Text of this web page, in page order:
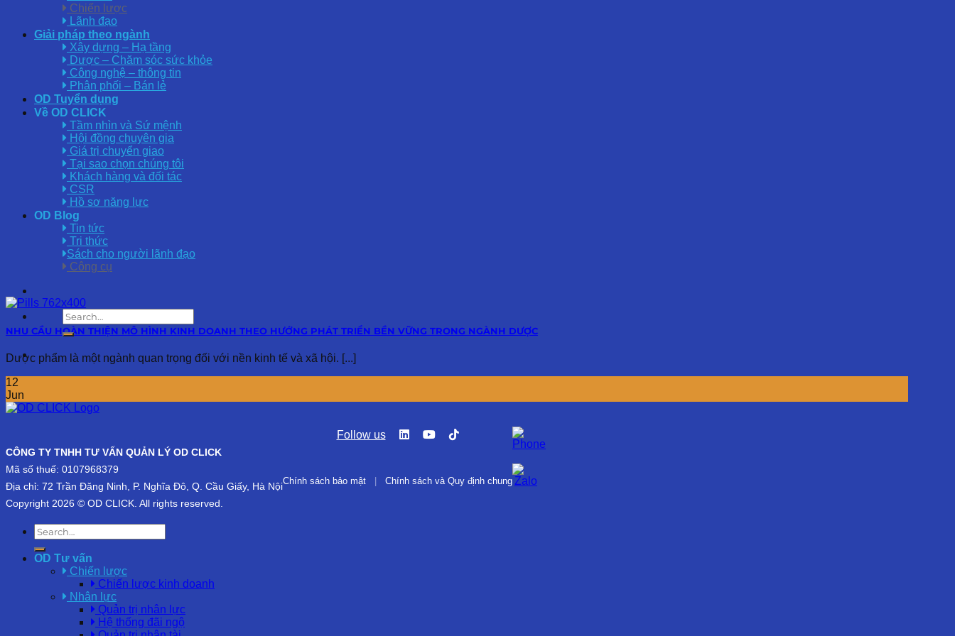
Chiến lược
Lãnh đạo
Giải pháp theo ngành
Xây dựng – Hạ tầng
Dược – Chăm sóc sức khỏe
Công nghệ – thông tin
Phân phối – Bán lẻ
OD Tuyển dụng
Về OD CLICK
Tầm nhìn và Sứ mệnh
Hội đồng chuyên gia
Giá trị chuyển giao
Tại sao chọn chúng tôi
Khách hàng và đối tác
CSR
Hồ sơ năng lực
OD Blog
Tin tức
Tri thức
Sách cho người lãnh đạo
Công cụ
NHU CẦU HOÀN THIỆN MÔ HÌNH KINH DOANH THEO HƯỚNG PHÁT TRIỂN BỀN VỮNG TRONG NGÀNH DƯỢC
Dược phẩm là một ngành quan trọng đối với nền kinh tế và xã hội. [...]
12
Jun
CÔNG TY TNHH TƯ VẤN QUẢN LÝ OD CLICK
Mã số thuế: 0107968379
Địa chỉ: 72 Trần Đăng Ninh, P. Nghĩa Đô, Q. Cầu Giấy, Hà Nội
Copyright 2026 © OD CLICK. All rights reserved.
Follow us
Chính sách bảo mật Chính sách và Quy định chung
OD Tư vấn
Chiến lược
Chiến lược kinh doanh
Nhân lực
Quản trị nhân lực
Hệ thống đãi ngộ